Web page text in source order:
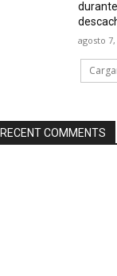
agosto 7,
RECENT COMMENTS